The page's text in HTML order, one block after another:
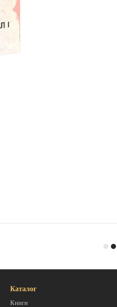
Каталог
Книги